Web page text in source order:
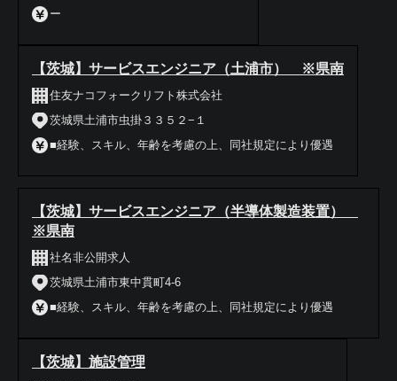
ー
【茨城】サービスエンジニア（土浦市） ※県南
住友ナコフォークリフト株式会社
茨城県土浦市虫掛３３５２−１
■経験、スキル、年齢を考慮の上、同社規定により優遇
【茨城】サービスエンジニア（半導体製造装置）
※県南
社名非公開求人
茨城県土浦市東中貫町4-6
■経験、スキル、年齢を考慮の上、同社規定により優遇
【茨城】施設管理